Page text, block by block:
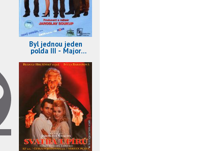
Byl jednou jeden
polda III - Major
Maisner a tančící
drak (1999)